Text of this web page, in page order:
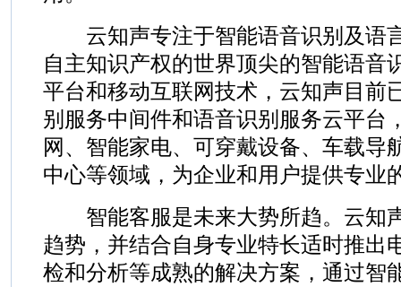
云知声专注于智能语音识别及语
自主知识产权的世界顶尖的智能语音
平台和移动互联网技术，云知声目前
别服务中间件和语音识别服务云平台
网、智能家电、可穿戴设备、车载导
中心等领域，为企业和用户提供专业
智能客服是未来大势所趋。云知
趋势，并结合自身专业特长适时推出
检和分析等成熟的解决方案，通过智